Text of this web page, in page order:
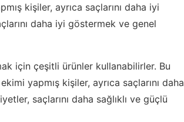
kişiler, ayrıca saçlarını daha iyi
daha iyi göstermek ve genel
için çeşitli ürünler kullanabilirler. Bu
yapmış kişiler, ayrıca saçlarını daha
saçlarını daha sağlıklı ve güçlü